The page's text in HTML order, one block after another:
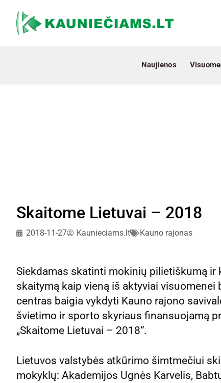
Naujienos
Skaitome Lietuvai – 2018
2018-11-27 Kaunieciams.lt Kauno rajonas
Siekdamas skatinti mokinių pilietiškumą ir
skaitymą kaip vieną iš aktyviai
centras baigia vykdyti Kauno rajono
švietimo ir sporto skyriaus finansuojamą
„Skaitome Lietuvai – 2018“.
Lietuvos valstybės atkūrimo šimtmečiui
mokyklų: Akademijos Ugnės Karvelis,